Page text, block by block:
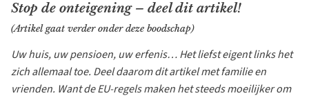
Stop de onteigening – deel dit artikel!
(Artikel gaat verder onder deze boodschap)
Uw huis, uw pensioen, uw erfenis… Het liefst eigent links het
zich allemaal toe. Deel daarom dit artikel met familie en
vrienden. Want de EU-regels maken het steeds moeilijker om